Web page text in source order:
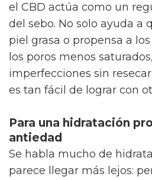
el CBD actúa como un
del sebo. No solo ayuda a
piel grasa o propensa a
los poros menos
imperfecciones sin
es tan fácil de lograr con
Para una hidratación
antiedad
Se habla mucho de
parece llegar más lejos: